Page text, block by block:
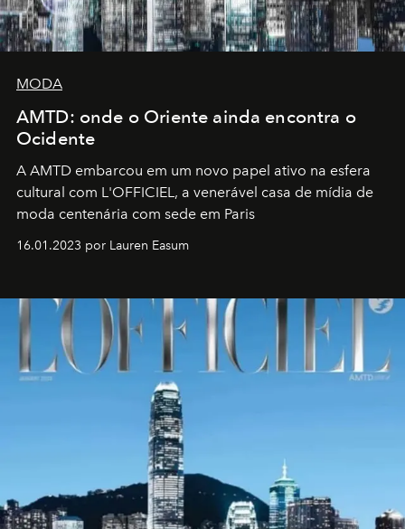
MODA
AMTD: onde o Oriente ainda encontra o
Ocidente
A AMTD embarcou em um novo papel ativo na esfera
cultural com L'OFFICIEL, a venerável casa de mídia de
moda centenária com sede em Paris
16.01.2023 por Lauren Easum